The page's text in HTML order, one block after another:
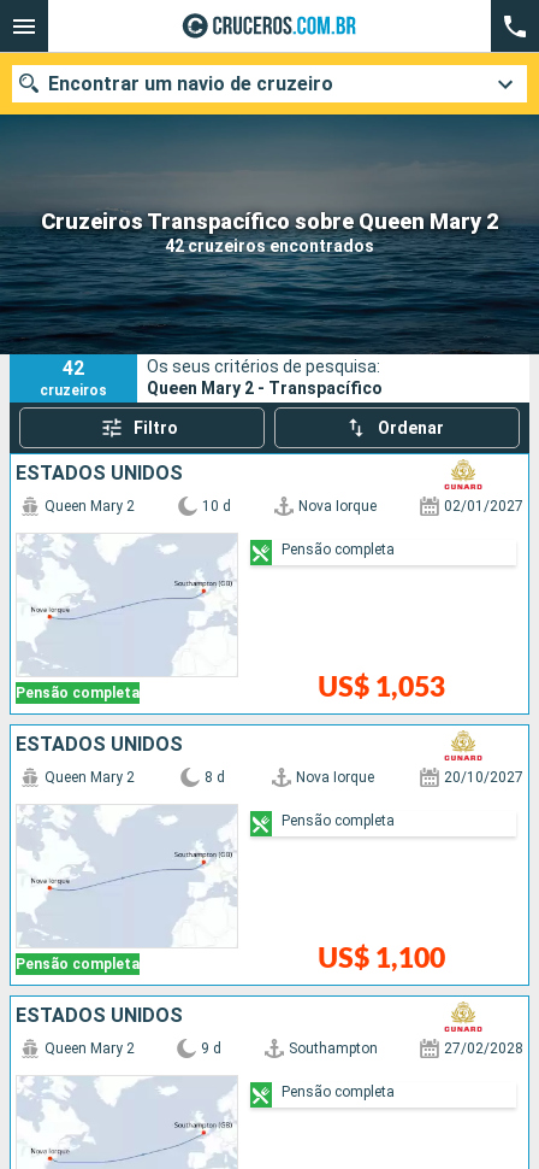
Cruzeiros Transpacífico sobre Queen Mary 2
42 cruzeiros encontrados
Encontrar um navio de cruzeiro
Quando ir?
Data de partida
Cidades Companhias
Pesquisar
42
cruzeiros
Os seus critérios de pesquisa:
Queen Mary 2 - Transpacífico
Filtro Ordenar
ESTADOS UNIDOS
Pensão completa
Queen Mary 2 10 d Nova Iorque 02/01/2027
US$ 1,053
Pensão completa
ESTADOS UNIDOS
Pensão completa
Queen Mary 2 8 d Nova Iorque 20/10/2027
US$ 1,100
Pensão completa
ESTADOS UNIDOS
Queen Mary 2 9 d Southampton 27/02/2028
Pensão completa